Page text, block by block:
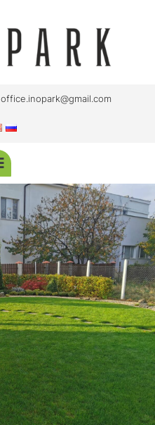
office.inopark@gmail.com